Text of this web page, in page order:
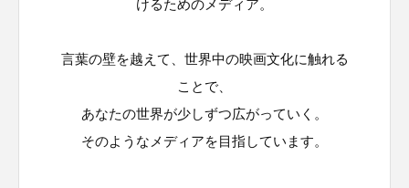
けるためのメディア。
言葉の壁を越えて、世界中の映画文化に触れる
ことで、
あなたの世界が少しずつ広がっていく。
そのようなメディアを目指しています。